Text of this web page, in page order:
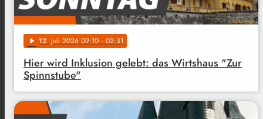
play_arrow 12. Juli 2026 09:10 · 02:31
Hier wird Inklusion gelebt: das Wirtshaus "Zur
Spinnstube"